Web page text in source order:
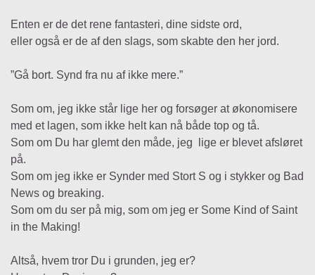
Enten er de det rene fantasteri, dine sidste ord,
eller også er de af den slags, som skabte den her jord.
”Gå bort. Synd fra nu af ikke mere.”
Som om, jeg ikke står lige her og forsøger at økonomisere
med et lagen, som ikke helt kan nå både top og tå.
Som om Du har glemt den måde, jeg lige er blevet afsløret
på.
Som om jeg ikke er Synder med Stort S og i stykker og Bad
News og breaking.
Som om du ser på mig, som om jeg er Some Kind of Saint
in the Making!
Altså, hvem tror Du i grunden, jeg er?